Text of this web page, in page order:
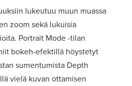
lukeutuu muun muassa
zoom sekä lukuisia
Portrait Mode -tilan
bokeh-efektillä höystetyt
sumentumista Depth
vielä kuvan ottamisen